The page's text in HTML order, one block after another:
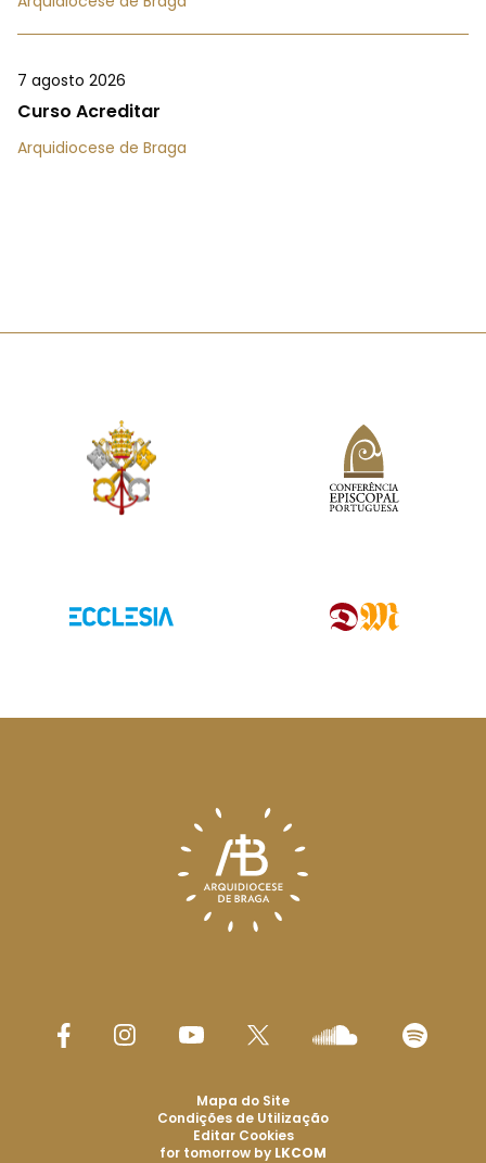
7 agosto 2026
Curso Acreditar
Arquidiocese de Braga
Mapa do Site
Condições de Utilização
Editar Cookies
for tomorrow by LKCOM